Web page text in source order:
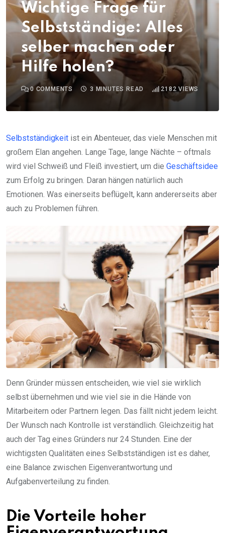
Wichtige Frage für
Selbstständige: Alles
selber machen oder
Hilfe holen?
0 COMMENTS 3 MINUTES READ 2182 VIEWS
Selbstständigkeit ist ein Abenteuer, das viele Menschen mit
großem Elan angehen. Lange Tage, lange Nächte – oftmals
wird viel Schweiß und Fleiß investiert, um die Geschäftsidee
zum Erfolg zu bringen. Daran hängen natürlich auch
Emotionen. Was einerseits beflügelt, kann andererseits aber
auch zu Problemen führen.
Denn Gründer müssen entscheiden, wie viel sie wirklich
selbst übernehmen und wie viel sie in die Hände von
Mitarbeitern oder Partnern legen. Das fällt nicht jedem leicht.
Der Wunsch nach Kontrolle ist verständlich. Gleichzeitig hat
auch der Tag eines Gründers nur 24 Stunden. Eine der
wichtigsten Qualitäten eines Selbstständigen ist es daher,
eine Balance zwischen Eigenverantwortung und
Aufgabenverteilung zu finden.
Die Vorteile hoher